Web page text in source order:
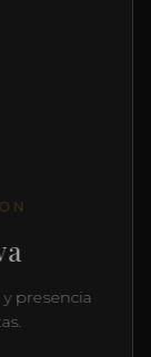
alumino